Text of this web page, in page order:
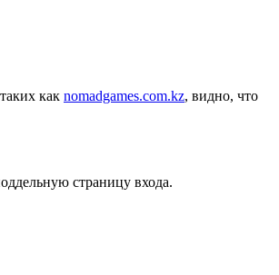
как nomadgames.com.kz, видно, что
страницу входа.